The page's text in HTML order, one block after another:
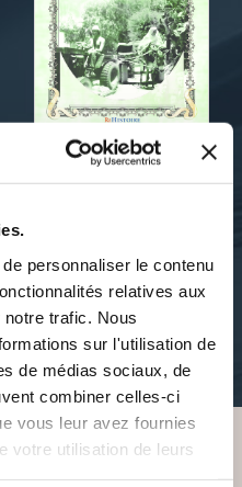
personnaliser le contenu
relatives aux
trafic. Nous
sur l'utilisation de
de médias sociaux, de
combiner celles-ci
vous leur avez fournies
votre utilisation de leurs
Marion Sigaut
histoire-actualite
23€00